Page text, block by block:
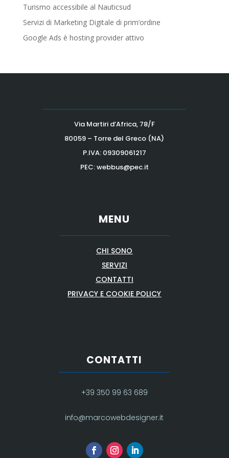
Turismo accessibile al Nauticsud
Servizi di Marketing Digitale di prim’ordine
Google Ads è hosting provider attivo
Via Martiri d’Africa, 78/F
80059 – Torre del Greco (NA)
P.IVA: 09309061217
PEC: webbus@pec.it
MENU
CHI SONO
SERVIZI
CONTATTI
PRIVACY E COOKIE POLICY
CONTATTI
+39 350 99 63 689
info@marcowebdesigner.it